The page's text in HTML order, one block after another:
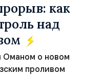
как
над
Оманом о новом
проливом